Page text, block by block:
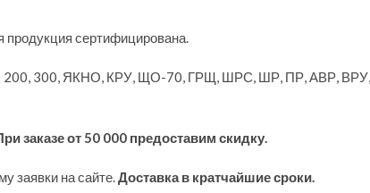
продукция сертифицирована.
200, 300, ЯКНО, КРУ, ЩО-70, ГРЩ, ШРС, ШР, ПР, АВР,
заказе от 50 000 предоставим скидку.
заявки на сайте.Доставка в кратчайшие сроки.